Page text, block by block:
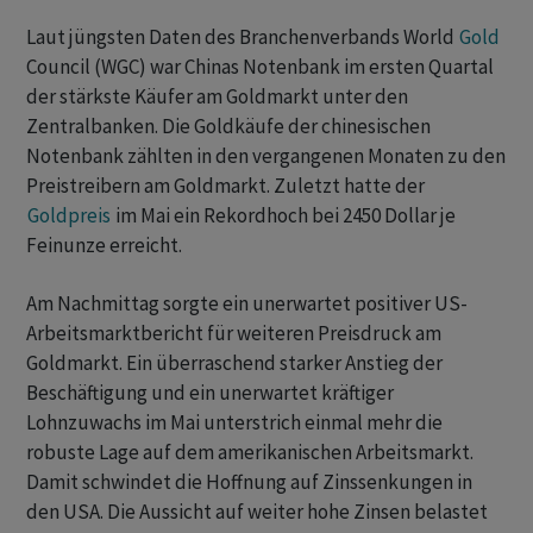
Laut jüngsten Daten des Branchenverbands World Gold
Council (WGC) war Chinas Notenbank im ersten Quartal
der stärkste Käufer am Goldmarkt unter den
Zentralbanken. Die Goldkäufe der chinesischen
Notenbank zählten in den vergangenen Monaten zu den
Preistreibern am Goldmarkt. Zuletzt hatte der
Goldpreis im Mai ein Rekordhoch bei 2450 Dollar je
Feinunze erreicht.
Am Nachmittag sorgte ein unerwartet positiver US-
Arbeitsmarktbericht für weiteren Preisdruck am
Goldmarkt. Ein überraschend starker Anstieg der
Beschäftigung und ein unerwartet kräftiger
Lohnzuwachs im Mai unterstrich einmal mehr die
robuste Lage auf dem amerikanischen Arbeitsmarkt.
Damit schwindet die Hoffnung auf Zinssenkungen in
den USA. Die Aussicht auf weiter hohe Zinsen belastet